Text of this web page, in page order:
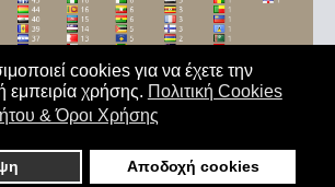
cookies για να έχετε την
εμπειρία χρήσης. Πολιτική Cookies
& Όροι Χρήσης
Αποδοχή cookies
|Επικοινωνία